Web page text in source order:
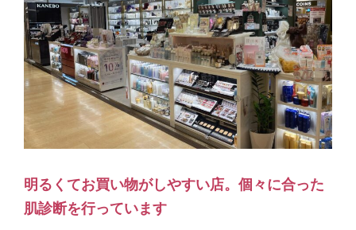
明るくてお買い物がしやすい店。個々に合った
肌診断を行っています